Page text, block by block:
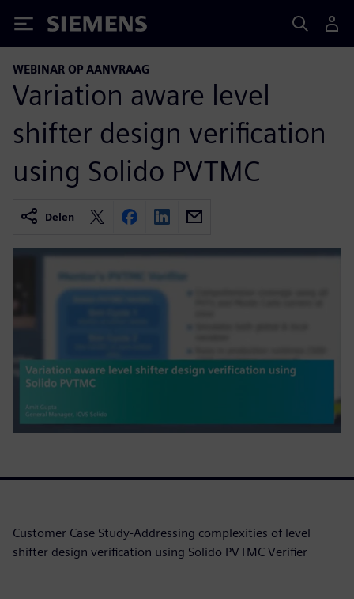
Siemens
WEBINAR OP AANVRAAG
Variation aware level
shifter design verification
using Solido PVTMC
Delen
Customer Case Study-Addressing complexities of level
shifter design verification using Solido PVTMC Verifier